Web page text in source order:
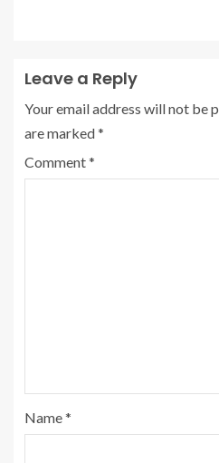
Leave a Reply
Your email address will not be
are marked*
Comment*
Name*